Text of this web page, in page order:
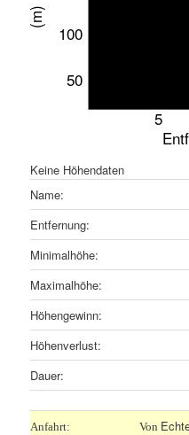
50
100
5
(m)
Keine Höhendaten
Name:
Entfernung:
Minimalhöhe:
Maximalhöhe:
Höhengewinn:
Höhenverlust:
Dauer:
Anfahrt: Von